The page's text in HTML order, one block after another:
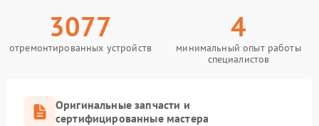
3077
отремонтированных устройств
4
минимальный опыт работы
специалистов
Оригинальные запчасти и
сертифицированные мастера